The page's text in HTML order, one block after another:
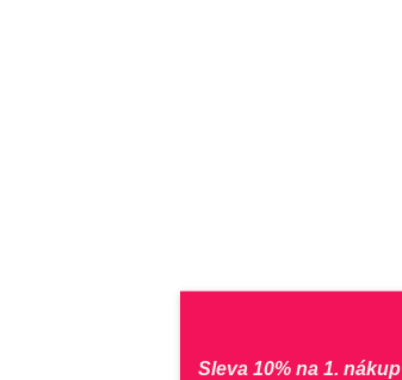
Sleva 10% na 1. nákup